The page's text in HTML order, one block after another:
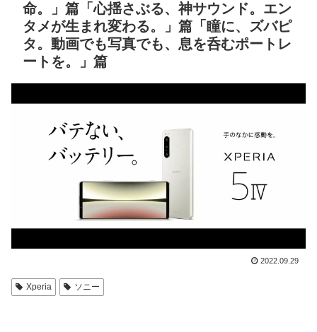
命。」篇「心揺さぶる、神サウンド。エン
タメが生まれ変わる。」篇「瞳に、ズバピ
タ。動画でも写真でも、息を呑むポートレ
ートを。」篇
2022.09.29
Xperia ソニー